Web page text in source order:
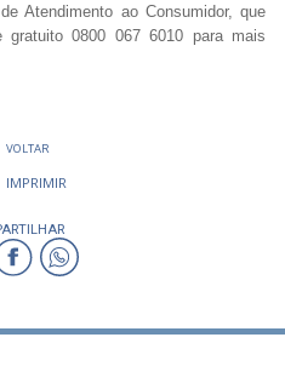
Atendimento ao Consumidor, que
gratuito 0800 067 6010 para mais
VOLTAR
IMPRIMIR